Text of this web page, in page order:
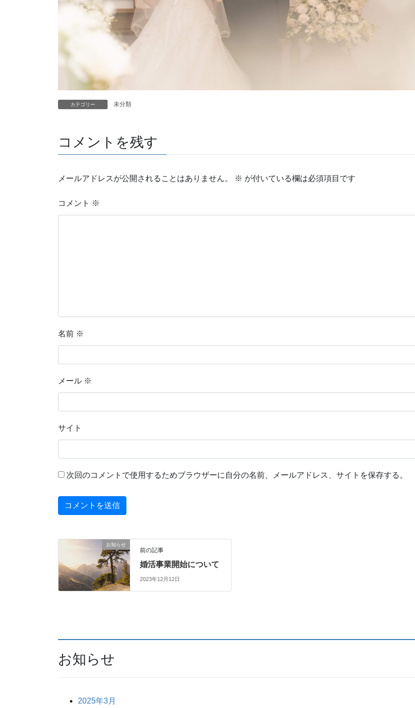
カテゴリー 未分類
コメントを残す
メールアドレスが公開されることはありません。 ※ が付いている欄は必須項目です
コメント ※
名前 ※
メール ※
サイト
次回のコメントで使用するためブラウザーに自分の名前、メールアドレス、サイトを保存する。
お知らせ
前の記事
婚活事業開始について
2023年12月12日
お知らせ
2025年3月